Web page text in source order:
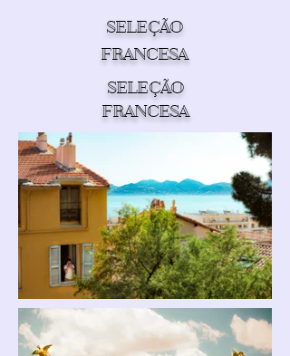
SELEÇÃO
FRANCESA
SELEÇÃO
FRANCESA